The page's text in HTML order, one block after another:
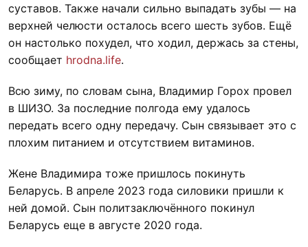
суставов. Также начали сильно выпадать зубы — на
верхней челюсти осталось всего шесть зубов. Ещё
он настолько похудел, что ходил, держась за стены,
сообщает hrodna.life.
Всю зиму, по словам сына, Владимир Горох провел
в ШИЗО. За последние полгода ему удалось
передать всего одну передачу. Сын связывает это с
плохим питанием и отсутствием витаминов.
Жене Владимира тоже пришлось покинуть
Беларусь. В апреле 2023 года силовики пришли к
ней домой. Сын политзаключённого покинул
Беларусь еще в августе 2020 года.